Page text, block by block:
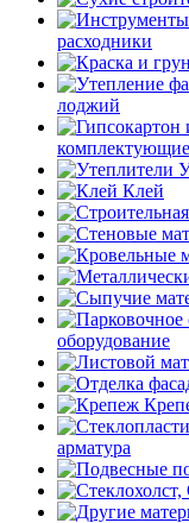
расходники
лоджий
комплектующие
Клей
оборудование
арматура